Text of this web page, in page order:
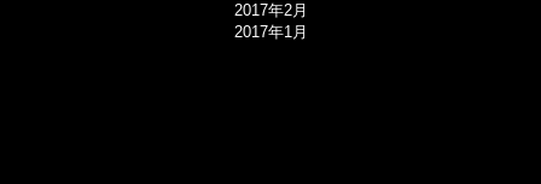
2017年2月
2017年1月